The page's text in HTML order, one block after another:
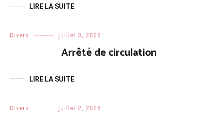
LIRE LA SUITE
Divers juillet 3, 2026
Arrêté de circulation
LIRE LA SUITE
Divers juillet 2, 2026